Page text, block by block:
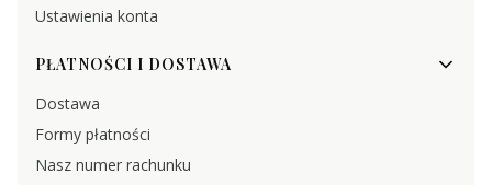
Ustawienia konta
PŁATNOŚCI I DOSTAWA
Dostawa
Formy płatności
Nasz numer rachunku